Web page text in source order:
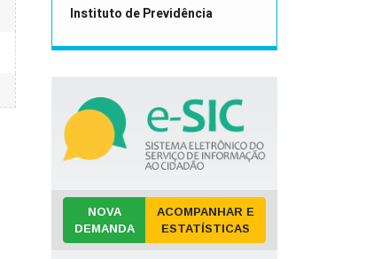
Instituto de Previdência
NOVA
DEMANDA
ACOMPANHAR E
ESTATÍSTICAS